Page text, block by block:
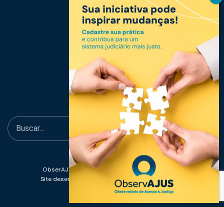
Notícias
Links úteis
Fale conosco
ObserAJUS - Observatório de Acesso à Justiça
Site desenvolvido por
Abissal Design Estratégico